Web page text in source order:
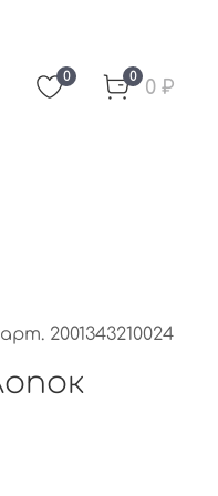
0 0 0 ₽
арт. 2001343210024